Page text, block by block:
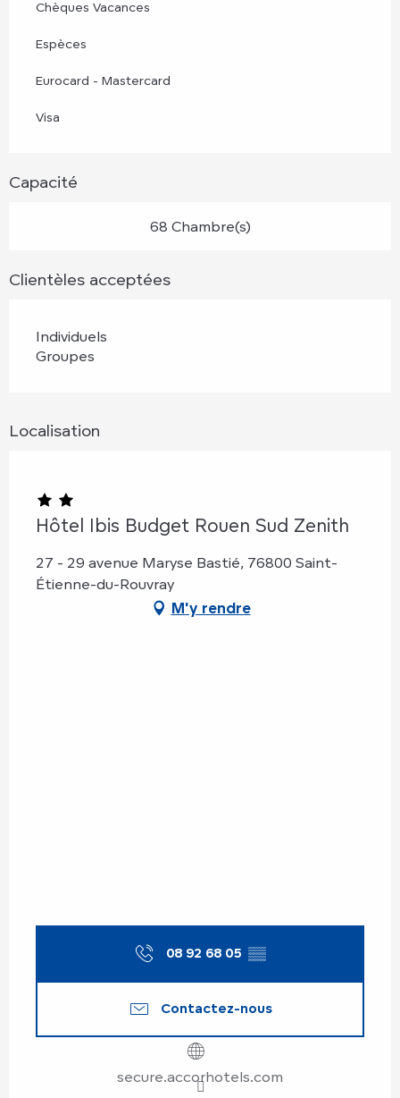
Chèques Vacances
Espèces
Eurocard - Mastercard
Visa
Capacité
68 Chambre(s)
Clientèles acceptées
Individuels
Groupes
Localisation
Hôtel Ibis Budget Rouen Sud Zenith
27 - 29 avenue Maryse Bastié, 76800 Saint-
Étienne-du-Rouvray
M'y rendre
08 92 68 05 ▒▒
Contactez-nous
secure.accorhotels.com